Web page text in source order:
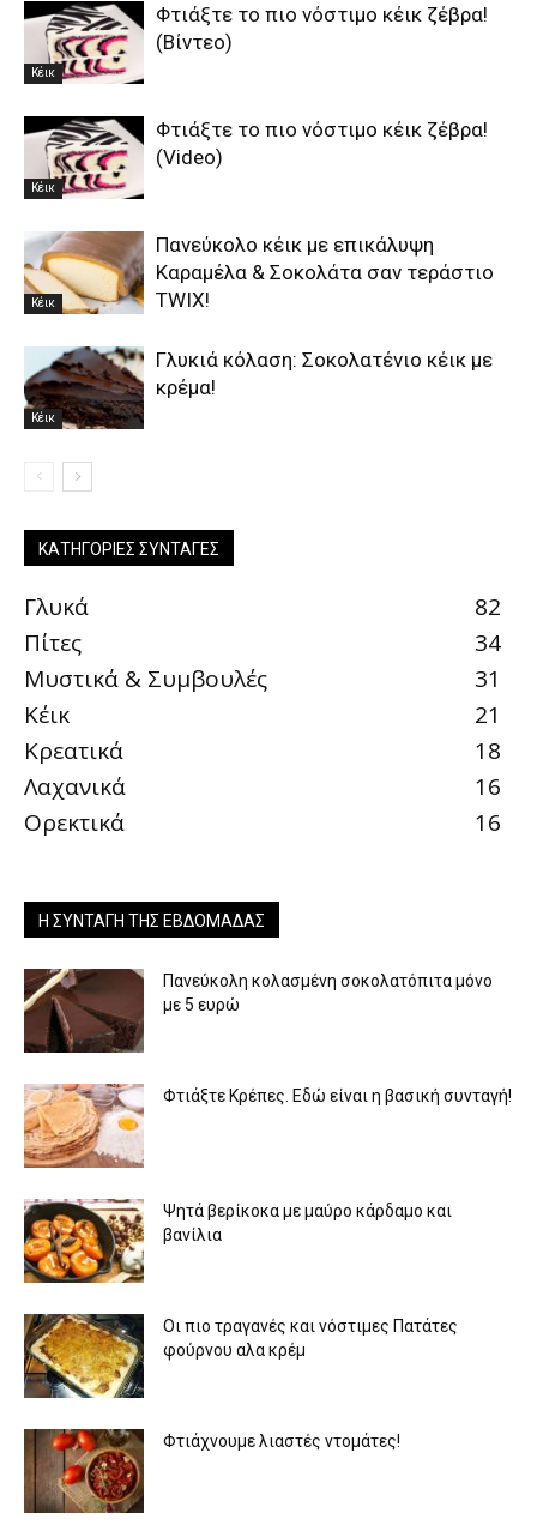
Κέικ
Φτιάξτε το πιο νόστιμο κέικ ζέβρα!
(Βίντεο)
Κέικ
Φτιάξτε το πιο νόστιμο κέικ ζέβρα!
(Video)
Κέικ
Πανεύκολο κέικ με επικάλυψη
Kαραμέλα & Σοκολάτα σαν τεράστιο
TWIX!
Κέικ
Γλυκιά κόλαση: Σοκολατένιο κέικ με
κρέμα!
ΚΑΤΗΓΟΡΊΕΣ ΣΥΝΤΑΓΈΣ
Γλυκά
82
Πίτες
34
Μυστικά & Συμβουλές
31
Κέικ
21
Κρεατικά
18
Λαχανικά
16
Ορεκτικά
16
Η ΣΥΝΤΑΓΉ ΤΗΣ ΕΒΔΟΜΆΔΑΣ
Πανεύκολη κολασμένη σοκολατόπιτα μόνο
με 5 ευρώ
Φτιάξτε Κρέπες. Εδώ είναι η βασική συνταγή!
Ψητά βερίκοκα με μαύρο κάρδαμο και
βανίλια
Οι πιο τραγανές και νόστιμες Πατάτες
φούρνου αλα κρέμ
Φτιάχνουμε λιαστές ντομάτες!